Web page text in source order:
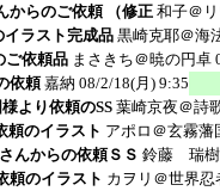
からのご依頼 （修正 和子＠
イラスト完成品 黒崎克耶＠海
ご依頼品 まさきち＠暁の円卓
依頼 嘉納 08/2/18(月) 9:35
より依頼のSS 葉崎京夜＠詩
頼のイラスト アポロ＠玄霧藩
んからの依頼ＳＳ 鈴藤 瑞樹
頼のイラスト カヲリ＠世界忍